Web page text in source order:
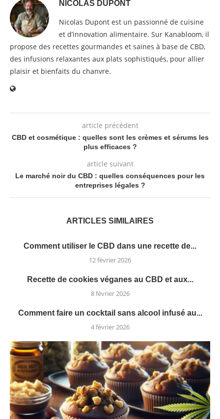
NICOLAS DUPONT
Nicolas Dupont est un passionné de cuisine
et d’innovation alimentaire. Sur Kanabloom, il
propose des recettes gourmandes et saines à base de CBD,
des infusions relaxantes aux plats sophistiqués, pour allier
plaisir et bienfaits du chanvre.
article précédent
CBD et cosmétique : quelles sont les crèmes et sérums les
plus efficaces ?
article suivant
Le marché noir du CBD : quelles conséquences pour les
entreprises légales ?
ARTICLES SIMILAIRES
Comment utiliser le CBD dans une recette de...
12 février 2026
Recette de cookies véganes au CBD et aux...
8 février 2026
Comment faire un cocktail sans alcool infusé au...
4 février 2026